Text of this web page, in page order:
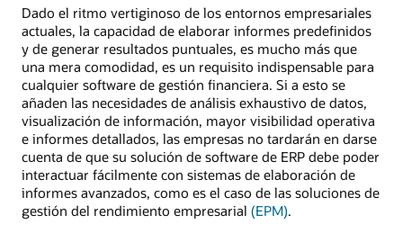
Dado el ritmo vertiginoso de los entornos empresariales
actuales, la capacidad de elaborar informes predefinidos
y de generar resultados puntuales, es mucho más que
una mera comodidad, es un requisito indispensable para
cualquier software de gestión financiera. Si a esto se
añaden las necesidades de análisis exhaustivo de datos,
visualización de información, mayor visibilidad operativa
e informes detallados, las empresas no tardarán en darse
cuenta de que su solución de software de ERP debe poder
interactuar fácilmente con sistemas de elaboración de
informes avanzados, como es el caso de las soluciones de
gestión del rendimiento empresarial (EPM).